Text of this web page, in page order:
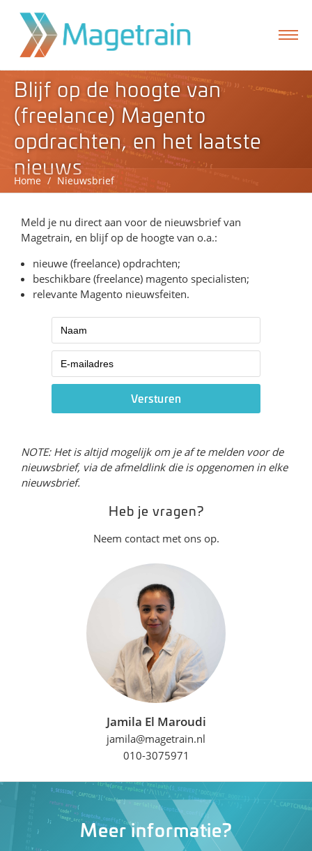
Blijf op de hoogte van
(freelance) Magento
opdrachten, en het laatste
nieuws
Home / Nieuwsbrief
formulier
Meld je nu direct aan voor de nieuwsbrief van
Magetrain, en blijf op de hoogte van o.a.:
nieuwe (freelance) opdrachten;
beschikbare (freelance) magento specialisten;
relevante Magento nieuwsfeiten.
NOTE: Het is altijd mogelijk om je af te melden voor de
nieuwsbrief, via de afmeldlink die is opgenomen in elke
nieuwsbrief.
Heb je vragen?
Neem contact met ons op.
Jamila El Maroudi
jamila@magetrain.nl
010-3075971
Meer informatie?